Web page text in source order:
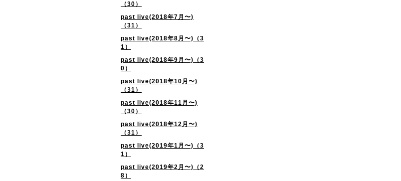
（30）
past live(2018年7月〜)
（31）
past live(2018年8月〜)（3
1）
past live(2018年9月〜)（3
0）
past live(2018年10月〜)
（31）
past live(2018年11月〜)
（30）
past live(2018年12月〜)
（31）
past live(2019年1月〜)（3
1）
past live(2019年2月〜)（2
8）